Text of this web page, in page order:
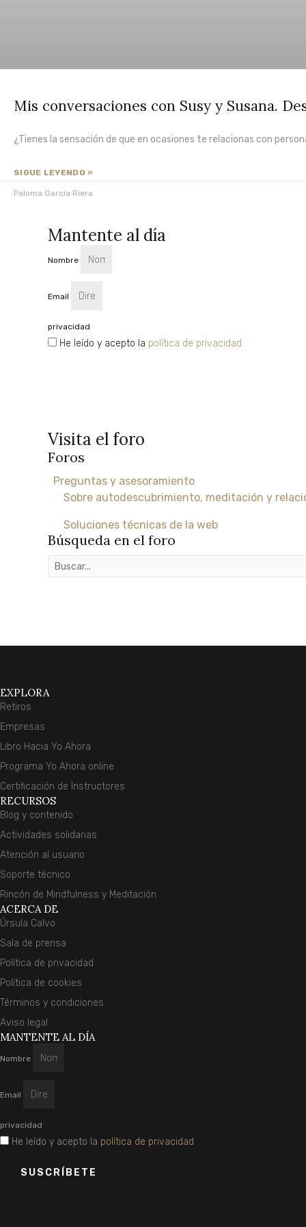
Mis conversaciones con Susy y Susana.
¿Tienes la sensación de que en ocasiones te relacionas con
SIGUE LEYENDO »
Paloma García Riera
Mantente al día
Nombre
Email
privacidad
He leído y acepto la política de privacidad
Visita el foro
Foros
Preguntas y asesoramiento
Sobre autodescubrimiento, meditación y
Soluciones técnicas de la web
Búsqueda en el foro
EXPLORA
Retiros
Empresas
Libro Hacia Yo Ahora
Programa Yo Ahora online
Certificación de Instructores
RECURSOS
Blog y contenido
Actividades solidarias
Atención al usuario
Soporte técnico
Rincón de Mindfulness y Meditación
ACERCA DE
Úrsula Calvo
Sala de prensa
Política de privacidad
Política de cookies
Términos y condiciones
Aviso legal
MANTENTE AL DÍA
Nombre
Email
privacidad
He leído y acepto la política de privacidad
SUSCRÍBETE